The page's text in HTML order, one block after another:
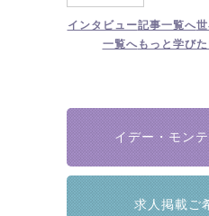
インタビュー記事一覧へ
一覧へもっと学び
イデー・モン
求人掲載ご